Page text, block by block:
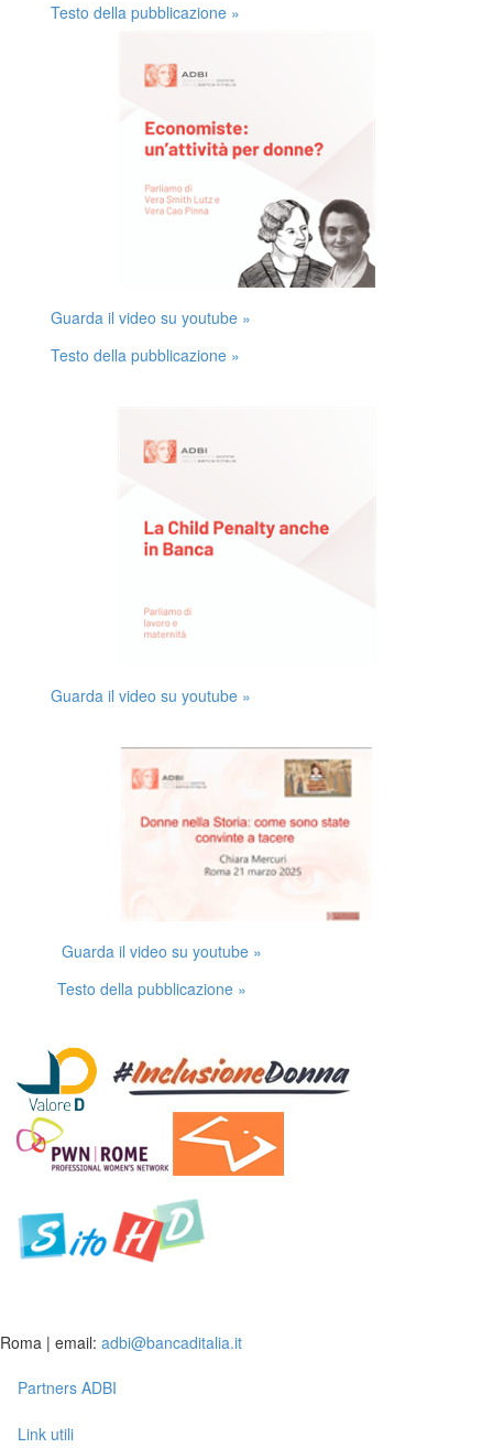
Testo della pubblicazione »
Guarda il video su youtube »
Testo della pubblicazione »
Guarda il video su youtube »
Guarda il video su youtube »
Testo della pubblicazione »
Roma | email: adbi@bancaditalia.it
Partners ADBI
Link utili